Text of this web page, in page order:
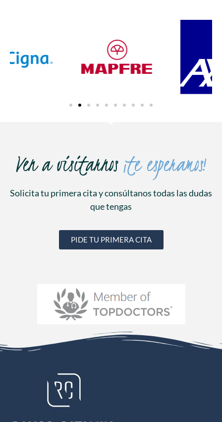
Ven a visitarnos¡te esperamos!
Solicita tu primera cita y consúltanos todas las dudas
que tengas
PIDE TU PRIMERA CITA